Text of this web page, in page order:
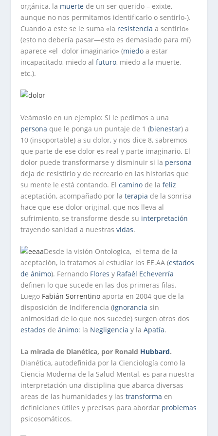
orgánica, la muerte de un ser querido – exixte,
aunque no nos permitamos identificarlo o sentirlo-).
Cuando a este se le suma «la resistencia a sentirlo»
(esto no debería pasar―esto es demasiado para mí)
aparece «el dolor imaginario» (miedo a estar
incapacitado, miedo alfuturo, miedo a la muerte,
etc.).
Veámoslo en un ejemplo: Si le pedimos a una
persona que le ponga un puntaje de 1 (bienestar) a
10 (insoportable) a su dolor, y nos dice 8, sabremos
que parte de ese dolor es real y parte imaginario. El
dolor puede transformarse y disminuir si la persona
deja de resistirlo y de recrearlo en las historias que
su mente le está contando. Elcamino de lafeliz
aceptación, acompañado por laterapia de la sonrisa
hace que ese dolor original, que nos lleva al
sufrimiento, se transforme desde su interpretación
trayendo sanidad a nuestrasvidas.
Desde la visión Ontologica, el tema de la
aceptación, lo tratamos al estudiar los EE.AA (estados
de ánimo). Fernando Flores y Rafaél Echeverría
definen lo que sucede en las dos primeras filas.
Luego Fabián Sorrentino aporta en 2004 que de la
disposición de Indiferencia (ignorancia sin
animosidad de lo que nos sucede) surgen otros dos
estados deánimo: la Negligencia y laApatía.
La mirada de Dianética, por Ronald Hubbard.
Dianética, autodefinida por la Cienciología como la
Ciencia Moderna de la Salud Mental, es para nuestra
interpretación una disciplina que abarca diversas
areas de las humanidades y lastransforma en
definiciones útiles y precisas para abordar problemas
psicosomáticos.